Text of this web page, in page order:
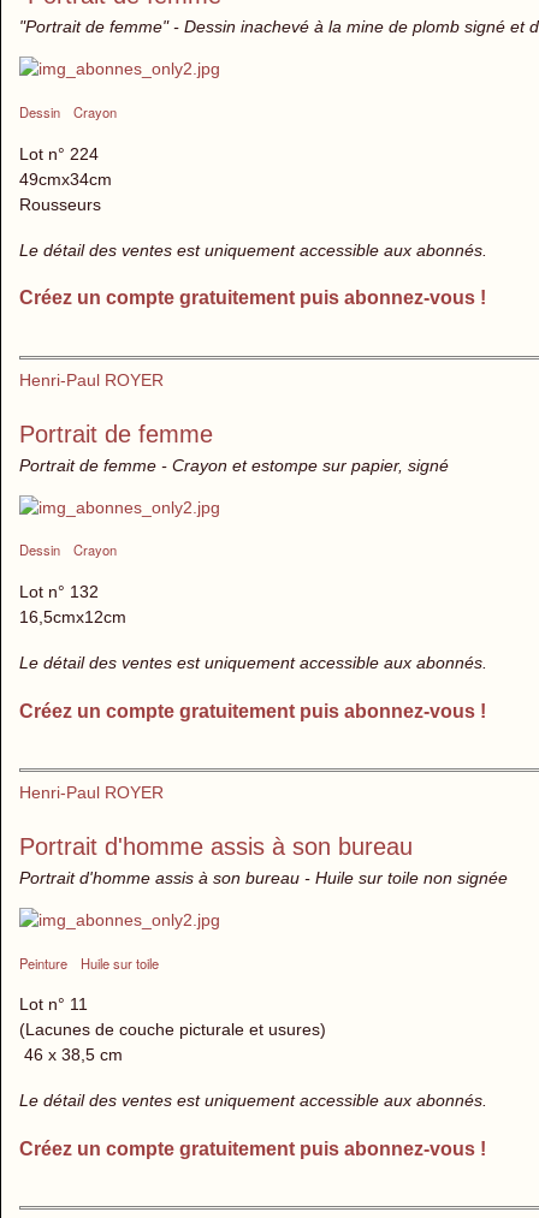
"Portrait de femme" - Dessin inachevé à la mine de plomb signé et
Dessin Crayon
Lot n° 224
49cmx34cm
Rousseurs
Le détail des ventes est uniquement accessible aux abonnés.
Créez un compte gratuitement puis abonnez-vous !
Henri-Paul ROYER
Portrait de femme
Portrait de femme - Crayon et estompe sur papier, signé
Dessin Crayon
Lot n° 132
16,5cmx12cm
Le détail des ventes est uniquement accessible aux abonnés.
Créez un compte gratuitement puis abonnez-vous !
Henri-Paul ROYER
Portrait d'homme assis à son bureau
Portrait d'homme assis à son bureau - Huile sur toile non signée
Peinture Huile sur toile
Lot n° 11
(Lacunes de couche picturale et usures)
46 x 38,5 cm
Le détail des ventes est uniquement accessible aux abonnés.
Créez un compte gratuitement puis abonnez-vous !